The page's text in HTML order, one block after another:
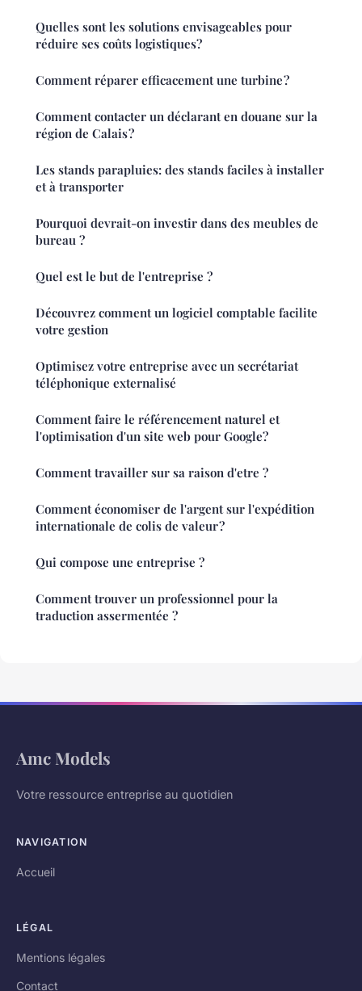
Quelles sont les solutions envisageables pour
réduire ses coûts logistiques?
Comment réparer efficacement une turbine ?
Comment contacter un déclarant en douane sur la
région de Calais ?
Les stands parapluies: des stands faciles à installer
et à transporter
Pourquoi devrait-on investir dans des meubles de
bureau ?
Quel est le but de l'entreprise ?
Découvrez comment un logiciel comptable facilite
votre gestion
Optimisez votre entreprise avec un secrétariat
téléphonique externalisé
Comment faire le référencement naturel et
l'optimisation d'un site web pour Google?
Comment travailler sur sa raison d'etre ?
Comment économiser de l'argent sur l'expédition
internationale de colis de valeur ?
Qui compose une entreprise ?
Comment trouver un professionnel pour la
traduction assermentée ?
Amc Models
Votre ressource entreprise au quotidien
NAVIGATION
Accueil
LÉGAL
Mentions légales
Contact